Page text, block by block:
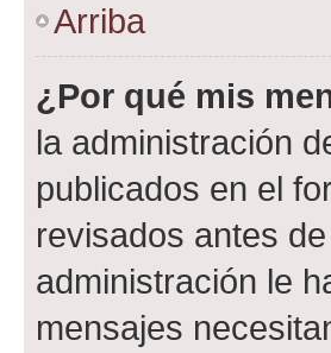
Arriba
¿Por qué mis
la administración
publicados en el
revisados antes
administración le
mensajes